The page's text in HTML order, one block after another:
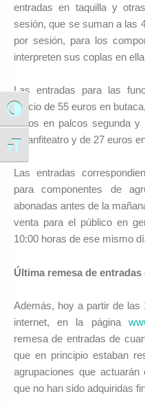
Alternar alto contraste
Alternar tamaño de letra
entradas en taquilla y
sesión, que se suman a las
por sesión, para los
interpreten sus coplas en
Las entradas para las
precio de 55 euros en
euros en palcos segunda y
en anfiteatro y de 27 euros
Las entradas
para componentes de
abonadas antes de la
venta para el público en
10:00 horas de ese mismo
Última remesa de
Además, hoy a partir de las
internet, en la página
remesa de entradas de
que en principio estaban
agrupaciones que
que no han sido adquiridas